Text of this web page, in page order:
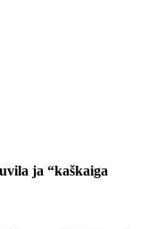
ja “kaškaiga